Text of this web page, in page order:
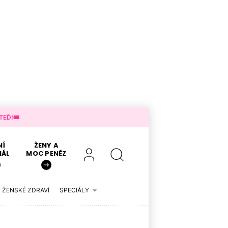
TEĎ!🎟️
ŽENY A
MOC PENĚZ
ŽENSKÉ ZDRAVÍ SPECIÁLY